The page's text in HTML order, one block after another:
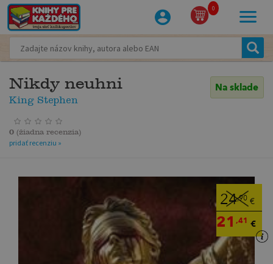
0
Nikdy neuhni
King Stephen
Na sklade
0 (žiadna recenzia)
pridať recenziu »
24,90 €
21,41 €